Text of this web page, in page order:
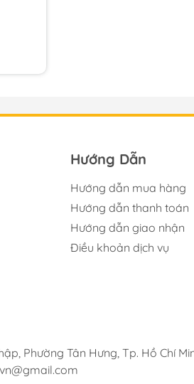
Hướng Dẫn
Hướng dẫn mua hàng
Hướng dẫn thanh toán
Hướng dẫn giao nhận
Điều khoản dịch vụ
Phường Tân Hưng, Tp. Hồ Chí